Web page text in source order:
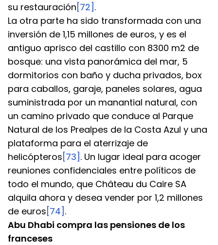
su restauración [72] .
La otra parte ha sido transformada con una
inversión de 1,15 millones de euros, y es el
antiguo aprisco del castillo con 8300 m2 de
bosque: una vista panorámica del mar, 5
dormitorios con baño y ducha privados, box
para caballos, garaje, paneles solares, agua
suministrada por un manantial natural, con
un camino privado que conduce al Parque
Natural de los Prealpes de la Costa Azul y una
plataforma para el aterrizaje de
helicópteros [73] . Un lugar ideal para acoger
reuniones confidenciales entre políticos de
todo el mundo, que Château du Caire SA
alquila ahora y desea vender por 1,2 millones
de euros [74] .
Abu Dhabi compra las pensiones de los
franceses